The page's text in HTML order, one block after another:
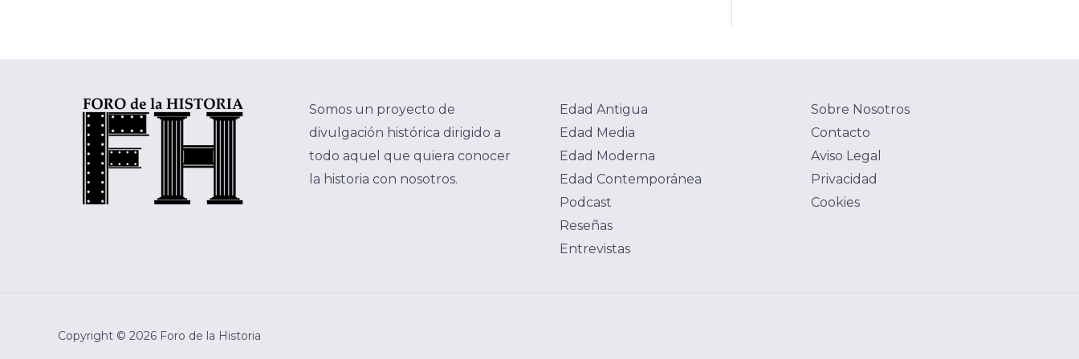
Somos un proyecto de
divulgación histórica dirigido a
todo aquel que quiera conocer
la historia con nosotros.
Edad Antigua
Edad Media
Edad Moderna
Edad Contemporánea
Podcast
Reseñas
Entrevistas
Sobre Nosotros
Contacto
Aviso Legal
Privacidad
Cookies
Copyright © 2026 Foro de la Historia